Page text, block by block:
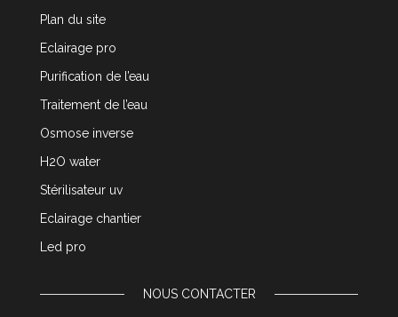
Plan du site
Eclairage pro
Purification de l’eau
Traitement de l’eau
Osmose inverse
H2O water
Stérilisateur uv
Eclairage chantier
Led pro
NOUS CONTACTER